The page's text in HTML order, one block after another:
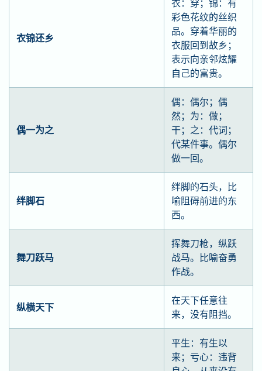
衣锦还乡
彩色花纹的丝织
品。穿着华丽的
衣服回到故乡；
表示向亲邻炫耀
自己的富贵。
偶一为之
偶：偶尔；偶
然；为：做；
干；之：代词；
代某件事。偶尔
做一回。
绊脚石
绊脚的石头，比
喻阻碍前进的东
西。
舞刀跃马
挥舞刀枪，纵跃
战马。比喻奋勇
作战。
纵横天下
在天下任意往
来，没有阻挡。
平生：有生以
来；亏心：违背